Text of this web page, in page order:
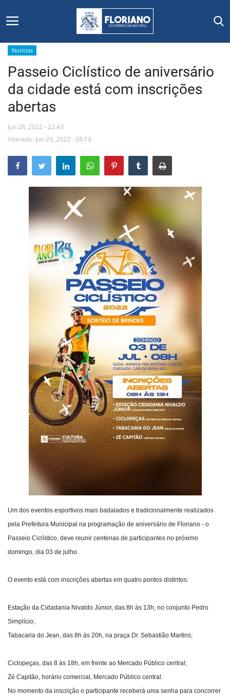
Início
Editais
Floriano
Mural de Licitações
Notícias
Vídeos
Webmail
Contato
Notícias
Passeio Ciclístico de aniversário
da cidade está com inscrições
abertas
Jun 28, 2022 - 22:43
Alterado: Jun 29, 2022 - 08:14
Um dos eventos esportivos mais badalados e tradicionalmente realizados
pela Prefeitura Municipal na programação de aniversário de Floriano - o
Passeio Ciclístico, deve reunir centenas de participantes no próximo
domingo, dia 03 de julho.
O evento está com inscrições abertas em quatro pontos distintos:
Estação da Cidadania Nivaldo Júnior, das 8h às 13h, no conjunto Pedro
Simplício;
Tabacaria do Jean, das 8h às 20h, na praça Dr. Sebastião Martins;
Ciclopeças, das 8 às 18h, em frente ao Mercado Público central;
Zé Capitão, horário comercial, Mercado Público central.
No momento da inscrição o participante receberá uma senha para concorrer